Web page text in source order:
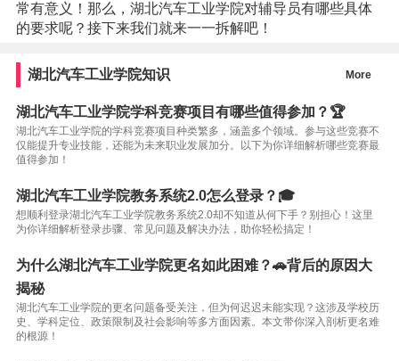
常有意义！那么，湖北汽车工业学院对辅导员有哪些具体
的要求呢？接下来我们就来一一拆解吧！
湖北汽车工业学院知识 More
湖北汽车工业学院学科竞赛项目有哪些值得参加？🏆
湖北汽车工业学院的学科竞赛项目种类繁多，涵盖多个领域。参与这些竞赛不
仅能提升专业技能，还能为未来职业发展加分。以下为你详细解析哪些竞赛最
值得参加！
湖北汽车工业学院教务系统2.0怎么登录？🎓
想顺利登录湖北汽车工业学院教务系统2.0却不知道从何下手？别担心！这里
为你详细解析登录步骤、常见问题及解决办法，助你轻松搞定！
为什么湖北汽车工业学院更名如此困难？🚗背后的原因大
揭秘
湖北汽车工业学院的更名问题备受关注，但为何迟迟未能实现？这涉及学校历
史、学科定位、政策限制及社会影响等多方面因素。本文带你深入剖析更名难
的根源！